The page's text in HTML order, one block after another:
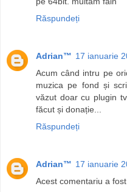
Răspundeți
Adrian™ 17 ianuarie
Acum când intru pe
muzica pe fond și
văzut doar cu plugin
făcut și donație...
Răspundeți
Adrian™ 17 ianuarie
Acest comentariu a